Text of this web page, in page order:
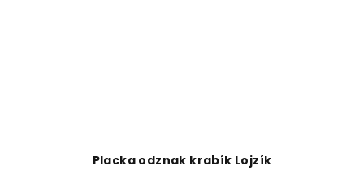
Placka odznak krabík Lojzík